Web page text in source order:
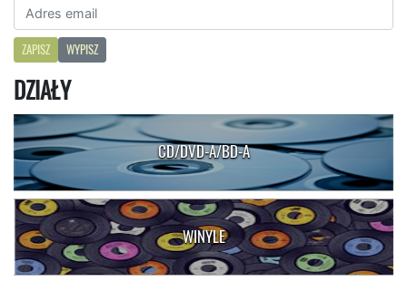
ZAPISZ WYPISZ
DZIAŁY
CD/DVD-A/BD-A
WINYLE